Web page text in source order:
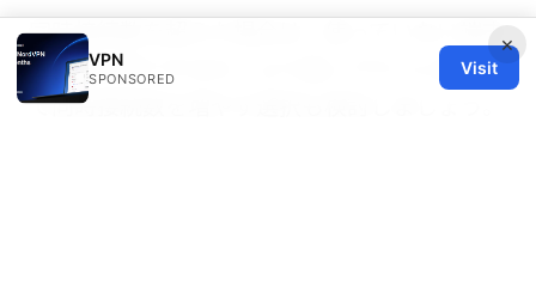
同時接続数を超えた場合は、使っていない端末
の接続を終了するか、より高いプランに変更し
て同時接続数を増やす選択も検討しましょう。
×
VPN
SPONSORED
Visit